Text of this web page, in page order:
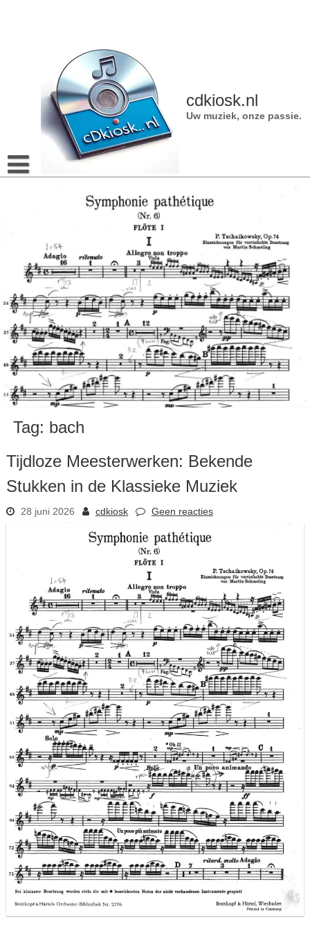
cdkiosk.nl
Uw muziek, onze passie.
Tag: bach
Tijdloze Meesterwerken: Bekende
Stukken in de Klassieke Muziek
28 juni 2026 cdkiosk Geen reacties